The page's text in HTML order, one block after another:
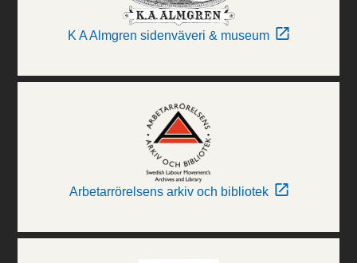
K A Almgren sidenväveri & museum
Arbetarrörelsens arkiv och bibliotek